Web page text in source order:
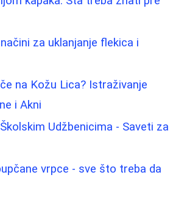
za uklanjanje flekica i
na Kožu Lica? Istraživanje
i Akni
Udžbenicima - Saveti za
vrpce - sve što treba da